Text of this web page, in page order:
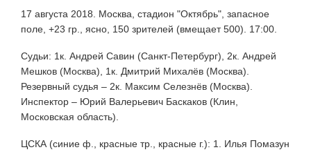
17 августа 2018. Москва, стадион "Октябрь", запасное
поле, +23 гр., ясно, 150 зрителей (вмещает 500). 17:00.
Судьи: 1к. Андрей Савин (Санкт-Петербург), 2к. Андрей
Мешков (Москва), 1к. Дмитрий Михалёв (Москва).
Резервный судья – 2к. Максим Селезнёв (Москва).
Инспектор – Юрий Валерьевич Баскаков (Клин,
Московская область).
ЦСКА (синие ф., красные тр., красные г.): 1. Илья Помазун